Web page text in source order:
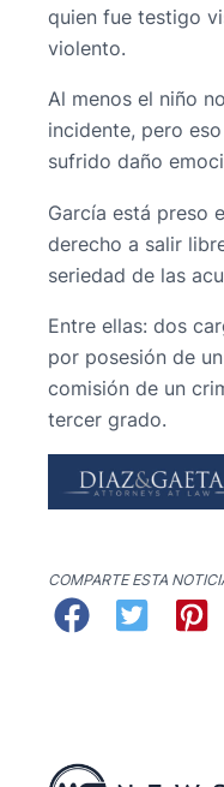
quien fue testigo
violento.
Al menos el niño
incidente, pero
sufrido daño
García está preso
derecho a salir
seriedad de las
Entre ellas: dos
por posesión de
comisión de un
tercer grado.
COMPARTE ESTA